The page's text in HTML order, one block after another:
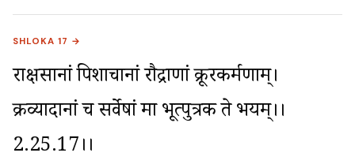
SHLOKA 17 →
राक्षसानां पिशाचानां रौद्राणां क्रूरकर्मणाम्।
क्रव्यादानां च सर्वेषां मा भूत्पुत्रक ते भयम्।।
2.25.17।।